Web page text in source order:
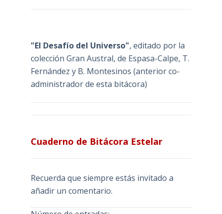
"El Desafío del Universo", editado por la
colección Gran Austral, de Espasa-Calpe, T.
Fernández y B. Montesinos (anterior co-
administrador de esta bitácora)
Cuaderno de Bitácora Estelar
Recuerda que siempre estás invitado a
añadir un comentario.